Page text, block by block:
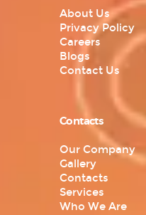
About Us
Privacy Policy
Careers
Blogs
Contact Us
Contacts
Our Company
Gallery
Contacts
Services
Who We Are